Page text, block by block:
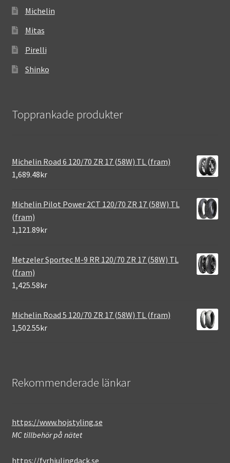
Michelin
Mitas
Pirelli
Shinko
Topprankade produkter
Michelin Road 6 120/70 ZR 17 (58W) TL (fram)
1,689.48kr
Michelin Pilot Power 2CT 120/70 ZR 17 (58W) TL
(fram)
1,121.89kr
Metzeler Sportec M-9 RR 120/70 ZR 17 (58W) TL
(fram)
1,425.58kr
Michelin Road 5 120/70 ZR 17 (58W) TL (fram)
1,502.55kr
Rekommenderade länkar
https://www.hojstyling.se
MC tillbehör på nätet
https://fyrhjulingdack.se